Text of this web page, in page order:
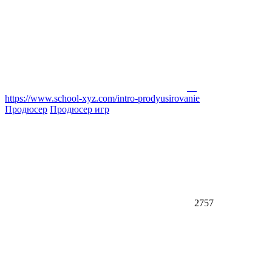
https://www.school-xyz.com/intro-prodyusirovanie
Продюсер Продюсер игр
2757